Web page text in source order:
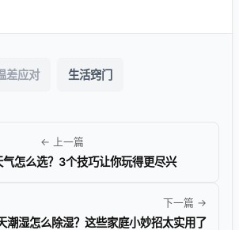
差应对 生活窍门
← 上一篇
气怎么选？3个技巧让你玩得更尽兴
下一篇 →
潮湿怎么除湿？这些家庭小妙招太实用了